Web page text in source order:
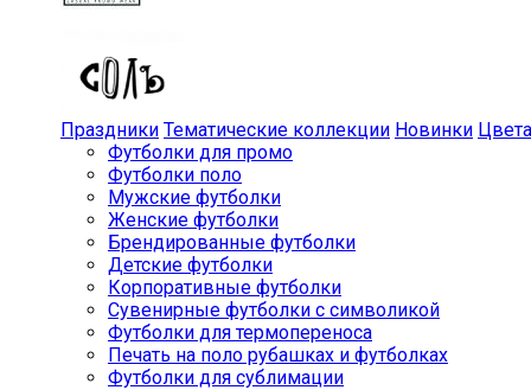
Праздники Тематические коллекции Новинки Цвета
Футболки для промо
Футболки поло
Мужские футболки
Женские футболки
Брендированные футболки
Детские футболки
Корпоративные футболки
Сувенирные футболки с символикой
Футболки для термопереноса
Печать на поло рубашках и футболках
Футболки для сублимации